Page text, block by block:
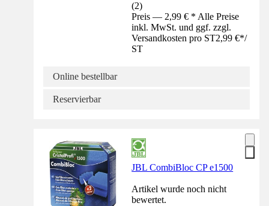
(2)
Preis — 2,99 € * Alle Preise
inkl. MwSt. und ggf. zzgl.
Versandkosten pro ST2,99 €*/
ST
Online bestellbar
Reservierbar
JBL CombiBloc CP e1500
Artikel wurde noch nicht
bewertet.